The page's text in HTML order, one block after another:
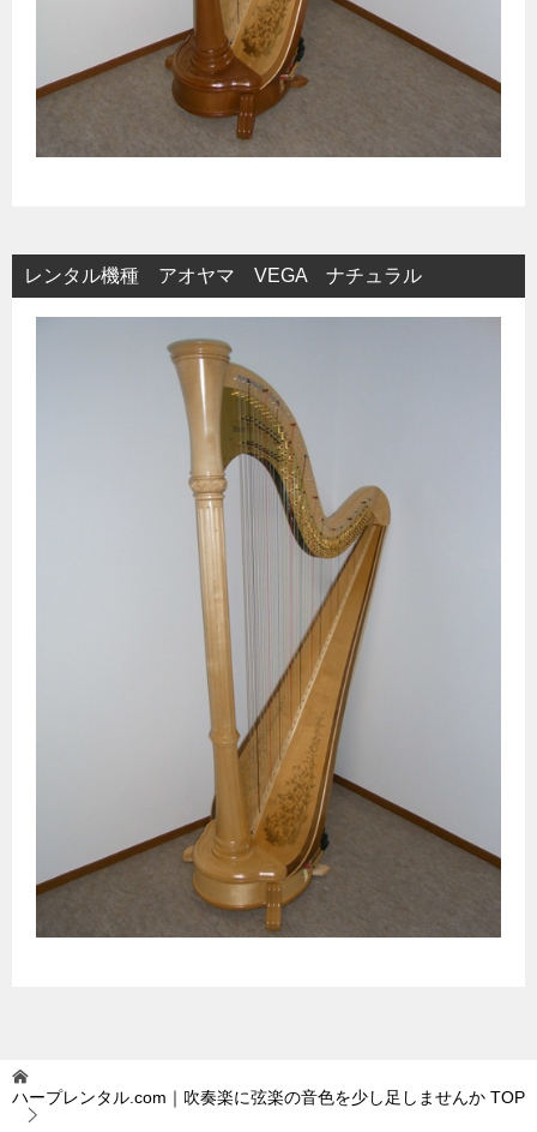
レンタル機種 アオヤマ VEGA ナチュラル
ハープレンタル.com｜吹奏楽に弦楽の音色を少し足しませんか TOP